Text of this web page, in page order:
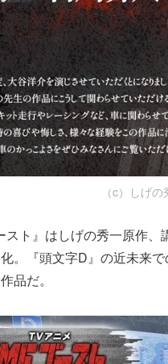
（c）しげ
スト』はしげの秀一原作
。『頭文字D』の近未来
品だ。